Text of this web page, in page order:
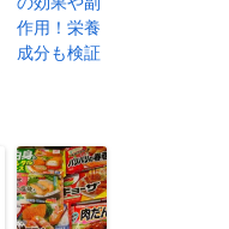
作用！栄養
成分も検証